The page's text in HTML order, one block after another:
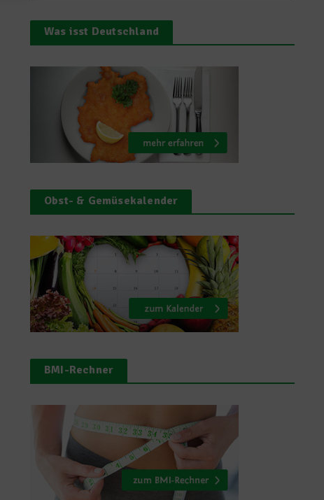
Was isst Deutschland
Obst- & Gemüsekalender
BMI-Rechner